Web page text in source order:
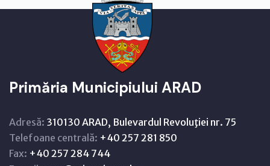
Primăria Municipiului ARAD
Adresă: 310130 ARAD, Bulevardul Revoluţiei nr. 75
Telefoane centrală: +40 257 281 850
Fax: +40 257 284 744